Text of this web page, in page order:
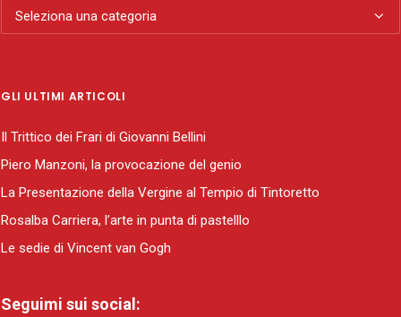
Categorie
GLI ULTIMI ARTICOLI
Il Trittico dei Frari di Giovanni Bellini
Piero Manzoni, la provocazione del genio
La Presentazione della Vergine al Tempio di Tintoretto
Rosalba Carriera, l’arte in punta di pastelllo
Le sedie di Vincent van Gogh
Seguimi sui social: